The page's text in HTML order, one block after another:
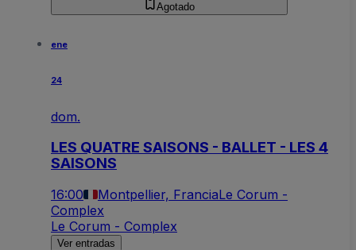
Agotado
ene
24
dom.
LES QUATRE SAISONS - BALLET - LES 4
SAISONS
16:00 Montpellier, FranciaLe Corum -
Complex
Le Corum - Complex
Ver entradas